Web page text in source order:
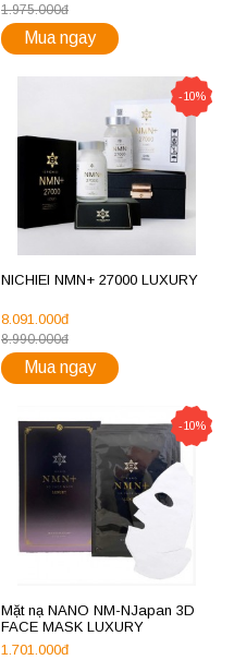
1.975.000đ
Mua ngay
-10%
NICHIEI NMN+ 27000 LUXURY
8.091.000đ
8.990.000đ
Mua ngay
-10%
Mặt nạ NANO NM-NJapan 3D
FACE MASK LUXURY
1.701.000đ